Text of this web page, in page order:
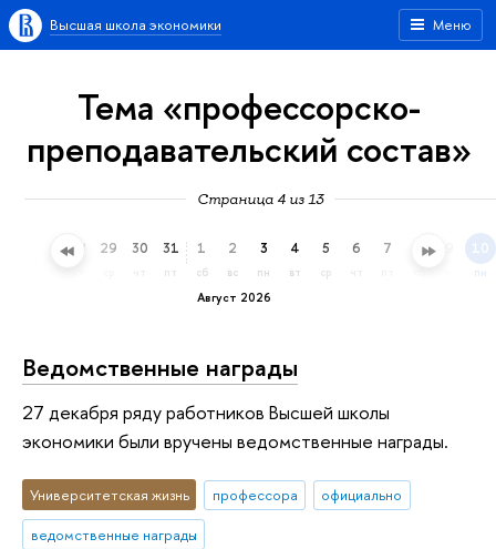
Меню
Высшая школа экономики
Тема «профессорско-
преподавательский состав»
Страница 4 из 13
28 29 30 31
пт
Август 2026
1
сб
2
вс
3
пн
4
вт
5
ср
6 7 8 10
пн
Ведомственные награды
27 декабря ряду работников Высшей школы
экономики были вручены ведомственные награды.
Университетская жизнь профессора
официально
ведомственные награды